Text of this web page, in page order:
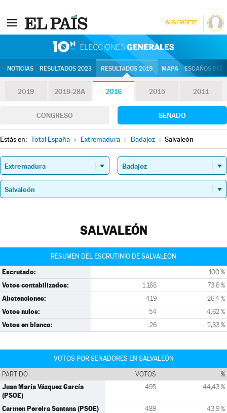
SUSCRÍBETE
NOTICIAS RESULTADOS 2023 RESULTADOS 2019 MAPA ESCAÑOS
2019 2019-28A 2016 2015 2011
CONGRESO SENADO
Estás en: Total España » Extremadura » Badajoz » Salvaleón
SALVALEÓN
RESUMEN DEL ESCRUTINIO DE SALVALEÓN
Escrutado: 100 %
Votos contabilizados: 1.168 73,6 %
Abstenciones: 419 26,4 %
Votos nulos: 54 4,62 %
Votos en blanco: 26 2,33 %
VOTOS POR SENADORES EN SALVALEÓN
PARTIDO VOTOS %
Juan María Vázquez García
(PSOE)
495 44,43 %
Carmen Pereira Santana (PSOE) 489 43,9 %